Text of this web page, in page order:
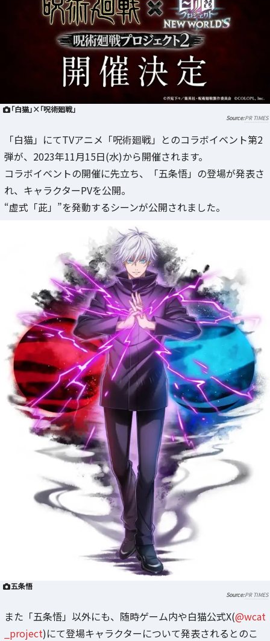
「白猫」×「呪術廻戦」
PR TIMES
「白猫」にてTVアニメ「呪術廻戦」とのコラボイベント第2
弾が、2023年11月15日(水)から開催されます。
コラボイベントの開催に先立ち、「五条悟」の登場が発表さ
れ、キャラクターPVを公開。
“虚式「茈」”を発動するシーンが公開されました。
五条悟
PR TIMES
また「五条悟」以外にも、随時ゲーム内や白猫公式X(@wcat
_project)にて登場キャラクターについて発表されるとのこ